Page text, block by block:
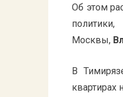
Об этом
Москвы,
В
квартирах